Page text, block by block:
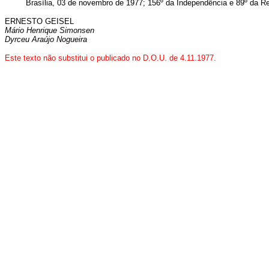
Brasília, 03 de novembro de 1977; 156º da Independência e 89º da
ERNESTO GEISEL
Mário Henrique Simonsen
Dyrceu Araújo Nogueira
Este texto não substitui o publicado no D.O.U. de 4.11.1977.